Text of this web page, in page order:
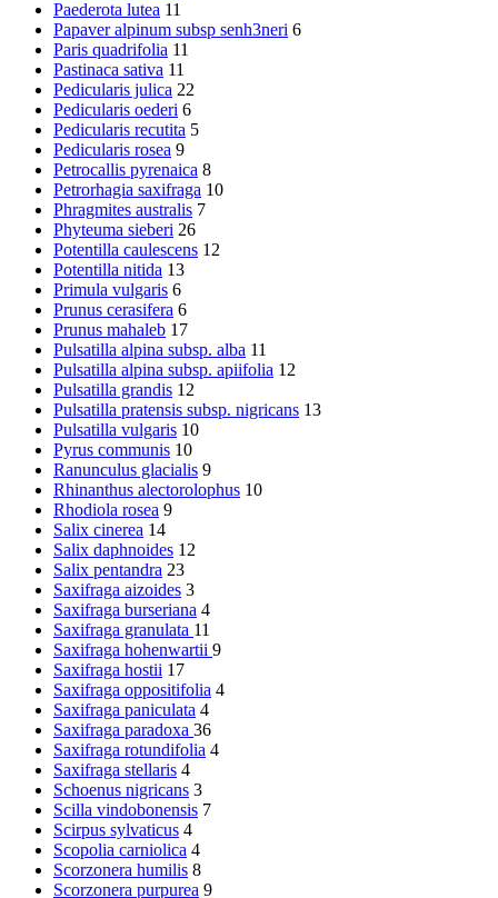
Paederota lutea 11
Papaver alpinum subsp senh3neri 6
Paris quadrifolia 11
Pastinaca sativa 11
Pedicularis julica 22
Pedicularis oederi 6
Pedicularis recutita 5
Pedicularis rosea 9
Petrocallis pyrenaica 8
Petrorhagia saxifraga 10
Phragmites australis 7
Phyteuma sieberi 26
Potentilla caulescens 12
Potentilla nitida 13
Primula vulgaris 6
Prunus cerasifera 6
Prunus mahaleb 17
Pulsatilla alpina subsp. alba 11
Pulsatilla alpina subsp. apiifolia 12
Pulsatilla grandis 12
Pulsatilla pratensis subsp. nigricans 13
Pulsatilla vulgaris 10
Pyrus communis 10
Ranunculus glacialis 9
Rhinanthus alectorolophus 10
Rhodiola rosea 9
Salix cinerea 14
Salix daphnoides 12
Salix pentandra 23
Saxifraga aizoides 3
Saxifraga burseriana 4
Saxifraga granulata 11
Saxifraga hohenwartii 9
Saxifraga hostii 17
Saxifraga oppositifolia 4
Saxifraga paniculata 4
Saxifraga paradoxa 36
Saxifraga rotundifolia 4
Saxifraga stellaris 4
Schoenus nigricans 3
Scilla vindobonensis 7
Scirpus sylvaticus 4
Scopolia carniolica 4
Scorzonera humilis 8
Scorzonera purpurea 9